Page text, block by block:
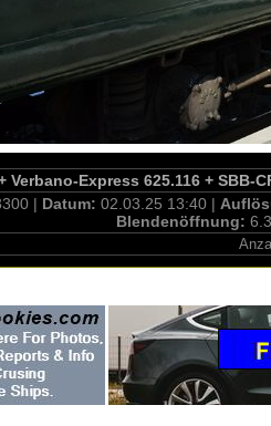
Verbano-Express 625.116 +
| Datum: 02.03.25 13:40 |
Blendenöffnung: